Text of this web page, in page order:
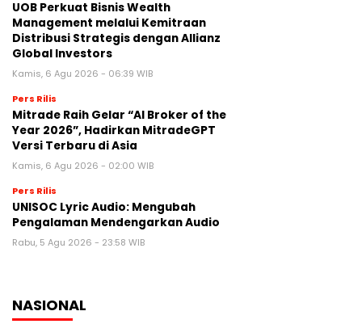
UOB Perkuat Bisnis Wealth
Management melalui Kemitraan
Distribusi Strategis dengan Allianz
Global Investors
Kamis, 6 Agu 2026 - 06:39 WIB
Pers Rilis
Mitrade Raih Gelar “AI Broker of the
Year 2026”, Hadirkan MitradeGPT
Versi Terbaru di Asia
Kamis, 6 Agu 2026 - 02:00 WIB
Pers Rilis
UNISOC Lyric Audio: Mengubah
Pengalaman Mendengarkan Audio
Rabu, 5 Agu 2026 - 23:58 WIB
NASIONAL